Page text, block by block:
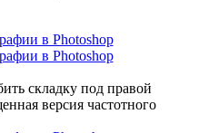
складку под правой
версия частотного